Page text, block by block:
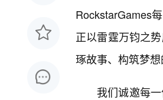
RockstarGames
正以雷霆万钧之
琢故事、构筑梦想
我们诚邀每